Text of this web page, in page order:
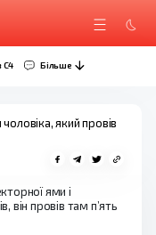
C4 Більше
який провів
ями і
він провів там п’ять